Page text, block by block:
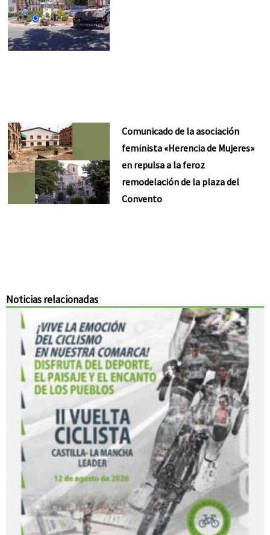
Comunicado de la asociación
feminista «Herencia de Mujeres»
en repulsa a la feroz
remodelación de la plaza del
Convento
Noticias relacionadas